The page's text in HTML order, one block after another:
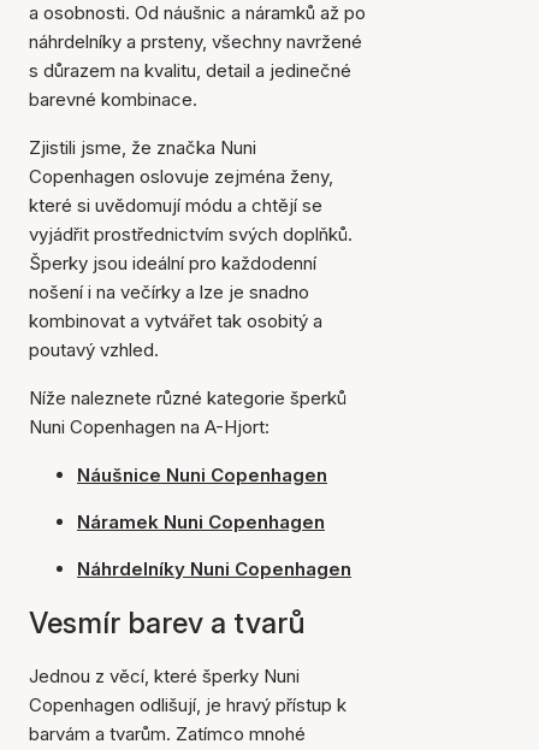
a osobnosti. Od náušnic a náramků až po
náhrdelníky a prsteny, všechny navržené
s důrazem na kvalitu, detail a jedinečné
barevné kombinace.
Zjistili jsme, že značka Nuni
Copenhagen oslovuje zejména ženy,
které si uvědomují módu a chtějí se
vyjádřit prostřednictvím svých doplňků.
Šperky jsou ideální pro každodenní
nošení i na večírky a lze je snadno
kombinovat a vytvářet tak osobitý a
poutavý vzhled.
Níže naleznete různé kategorie šperků
Nuni Copenhagen na A-Hjort:
Náušnice Nuni Copenhagen
Náramek Nuni Copenhagen
Náhrdelníky Nuni Copenhagen
Vesmír barev a tvarů
Jednou z věcí, které šperky Nuni
Copenhagen odlišují, je hravý přístup k
barvám a tvarům. Zatímco mnohé